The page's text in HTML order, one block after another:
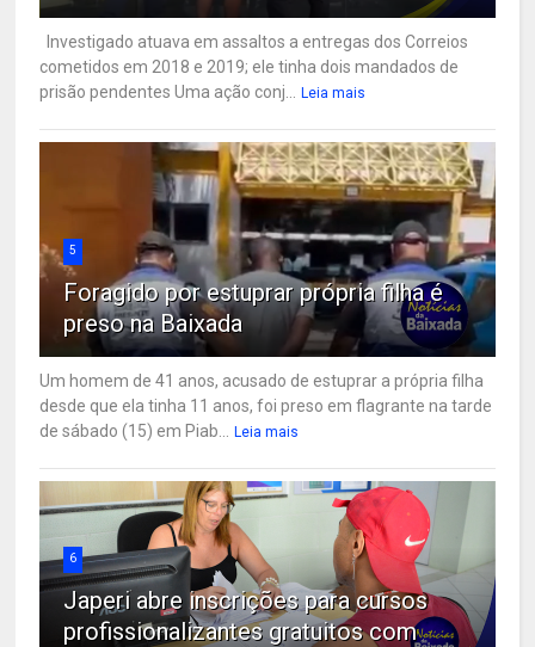
Investigado atuava em assaltos a entregas dos Correios
cometidos em 2018 e 2019; ele tinha dois mandados de
prisão pendentes Uma ação conj...
Leia mais
5
Foragido por estuprar própria filha é
preso na Baixada
Um homem de 41 anos, acusado de estuprar a própria filha
desde que ela tinha 11 anos, foi preso em flagrante na tarde
de sábado (15) em Piab...
Leia mais
6
Japeri abre inscrições para cursos
profissionalizantes gratuitos com